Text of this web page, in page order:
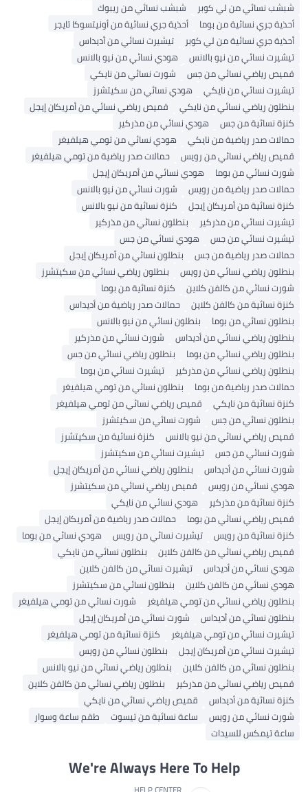
شبشب نسائي من لي كوبر
شبشب نسائي من ريبوك
أحذية جري نسائية من بوما
أحذية جري نسائية من أونيتسوكا تايجر
أحذية جري نسائية من لي كوبر
تيشيرت نسائي من أديداس
تيشيرت نسائي من نيو بالانس
هودي نسائي من نيو بالانس
قميص رياضي نسائي من جس
شورت نسائي من نايكي
تيشيرت نسائي من نايكي
هودي نسائي من سكيتشرز
بنطلون رياضي نسائي من نايكي
قميص رياضي نسائي من أمريكان إيجل
كنزة نسائية من جس
هودي نسائي من مذركير
حمالات صدر رياضية من نايكي
هودي نسائي من تومي هيلفيغر
قميص رياضي نسائي من رويس
حمالات صدر رياضية من تومي هيلفيغر
شورت نسائي من بوما
هودي نسائي من أمريكان إيجل
حمالات صدر رياضية من رويس
شورت نسائي من نيو بالانس
كنزة نسائية من أمريكان إيجل
كنزة نسائية من نيو بالانس
تيشيرت نسائي من مذركير
بنطلون نسائي من مذركير
تيشيرت نسائي من جس
هودي نسائي من جس
حمالات صدر رياضية من جس
بنطلون نسائي من أمريكان إيجل
بنطلون رياضي نسائي من رويس
بنطلون رياضي نسائي من سكيتشرز
شورت نسائي من كالفن كلاين
كنزة نسائية من بوما
كنزة نسائية من كالفن كلاين
حمالات صدر رياضية من أديداس
بنطلون نسائي من بوما
بنطلون نسائي من نيو بالانس
بنطلون رياضي نسائي من أديداس
شورت نسائي من مذركير
بنطلون رياضي نسائي من بوما
بنطلون رياضي نسائي من جس
بنطلون رياضي نسائي من مذركير
تيشيرت نسائي من بوما
حمالات صدر رياضية من بوما
بنطلون نسائي من تومي هيلفيغر
كنزة نسائية من نايكي
قميص رياضي نسائي من تومي هيلفيغر
بنطلون نسائي من جس
شورت نسائي من سكيتشرز
قميص رياضي نسائي من نيو بالانس
كنزة نسائية من سكيتشرز
شورت نسائي من جس
تيشيرت نسائي من سكيتشرز
شورت نسائي من أديداس
بنطلون رياضي نسائي من أمريكان إيجل
هودي نسائي من رويس
قميص رياضي نسائي من سكيتشرز
كنزة نسائية من مذركير
هودي نسائي من نايكي
قميص رياضي نسائي من بوما
حمالات صدر رياضية من أمريكان إيجل
كنزة نسائية من رويس
تيشيرت نسائي من رويس
هودي نسائي من بوما
قميص رياضي نسائي من كالفن كلاين
بنطلون نسائي من نايكي
هودي نسائي من أديداس
تيشيرت نسائي من كالفن كلاين
هودي نسائي من كالفن كلاين
بنطلون نسائي من سكيتشرز
بنطلون رياضي نسائي من تومي هيلفيغر
شورت نسائي من تومي هيلفيغر
بنطلون نسائي من أديداس
شورت نسائي من أمريكان إيجل
تيشيرت نسائي من تومي هيلفيغر
كنزة نسائية من تومي هيلفيغر
تيشيرت نسائي من أمريكان إيجل
بنطلون نسائي من رويس
بنطلون نسائي من كالفن كلاين
بنطلون رياضي نسائي من نيو بالانس
قميص رياضي نسائي من مذركير
بنطلون رياضي نسائي من كالفن كلاين
كنزة نسائية من أديداس
قميص رياضي نسائي من نايكي
شورت نسائي من رويس
ساعة نسائية من تيسوت
طقم ساعة وسوار
ساعة تيمكس للسيدات
We're Always Here To Help